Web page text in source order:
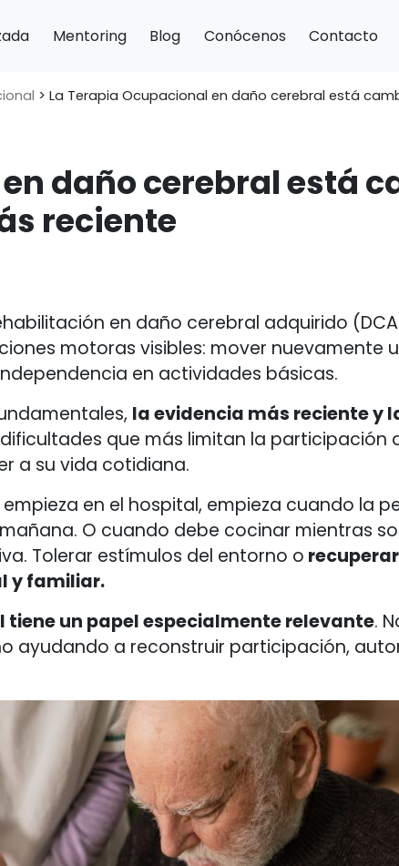
Mentoring Blog Conócenos Contacto
> La Terapia Ocupacional en daño cerebral está
daño cerebral está
reciente
en daño cerebral adquirido
motoras visibles: mover nuevamente
en actividades básicas.
la evidencia más reciente y
que más limitan la participación
a su vida cotidiana.
en el hospital, empieza cuando la
O cuando debe cocinar mientras
Tolerar estímulos del entorno o
y familiar.
tiene un papel especialmente relevante.
ayudando a reconstruir participación,